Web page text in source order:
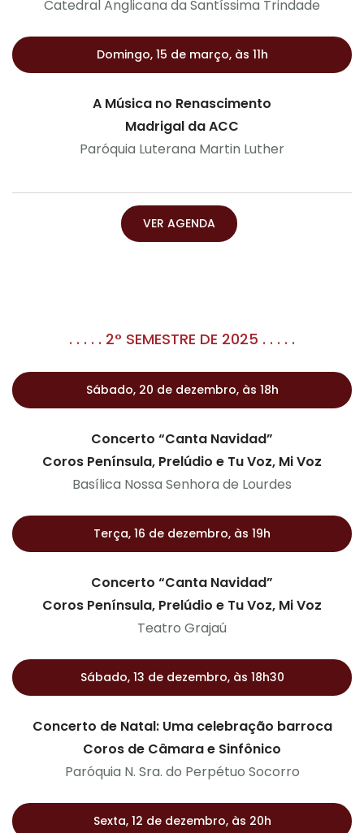
Catedral Anglicana da Santíssima Trindade
Domingo, 15 de março, às 11h
A Música no Renascimento
Madrigal da ACC
Paróquia Luterana Martin Luther
VER AGENDA
. . . . . 2° SEMESTRE DE 2025 . . . . .
Sábado, 20 de dezembro, às 18h
Concerto “Canta Navidad”
Coros Península, Prelúdio e Tu Voz, Mi Voz
Basílica Nossa Senhora de Lourdes
Terça, 16 de dezembro, às 19h
Concerto “Canta Navidad”
Coros Península, Prelúdio e Tu Voz, Mi Voz
Teatro Grajaú
Sábado, 13 de dezembro, às 18h30
Concerto de Natal: Uma celebração barroca
Coros de Câmara e Sinfônico
Paróquia N. Sra. do Perpétuo Socorro
Sexta, 12 de dezembro, às 20h